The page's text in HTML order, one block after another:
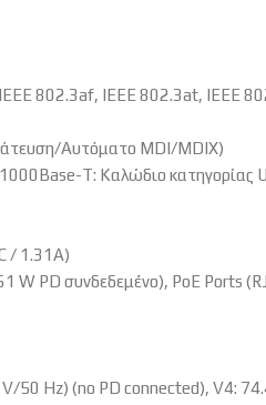
802.3af, IEEE 802.3at, IEEE
Αυτόματο MDI/MDIX)
T: Καλώδιο
/ 1.31A)
PD συνδεδεμένο), PoE Ports
50 Hz) (no PD connected), V4: